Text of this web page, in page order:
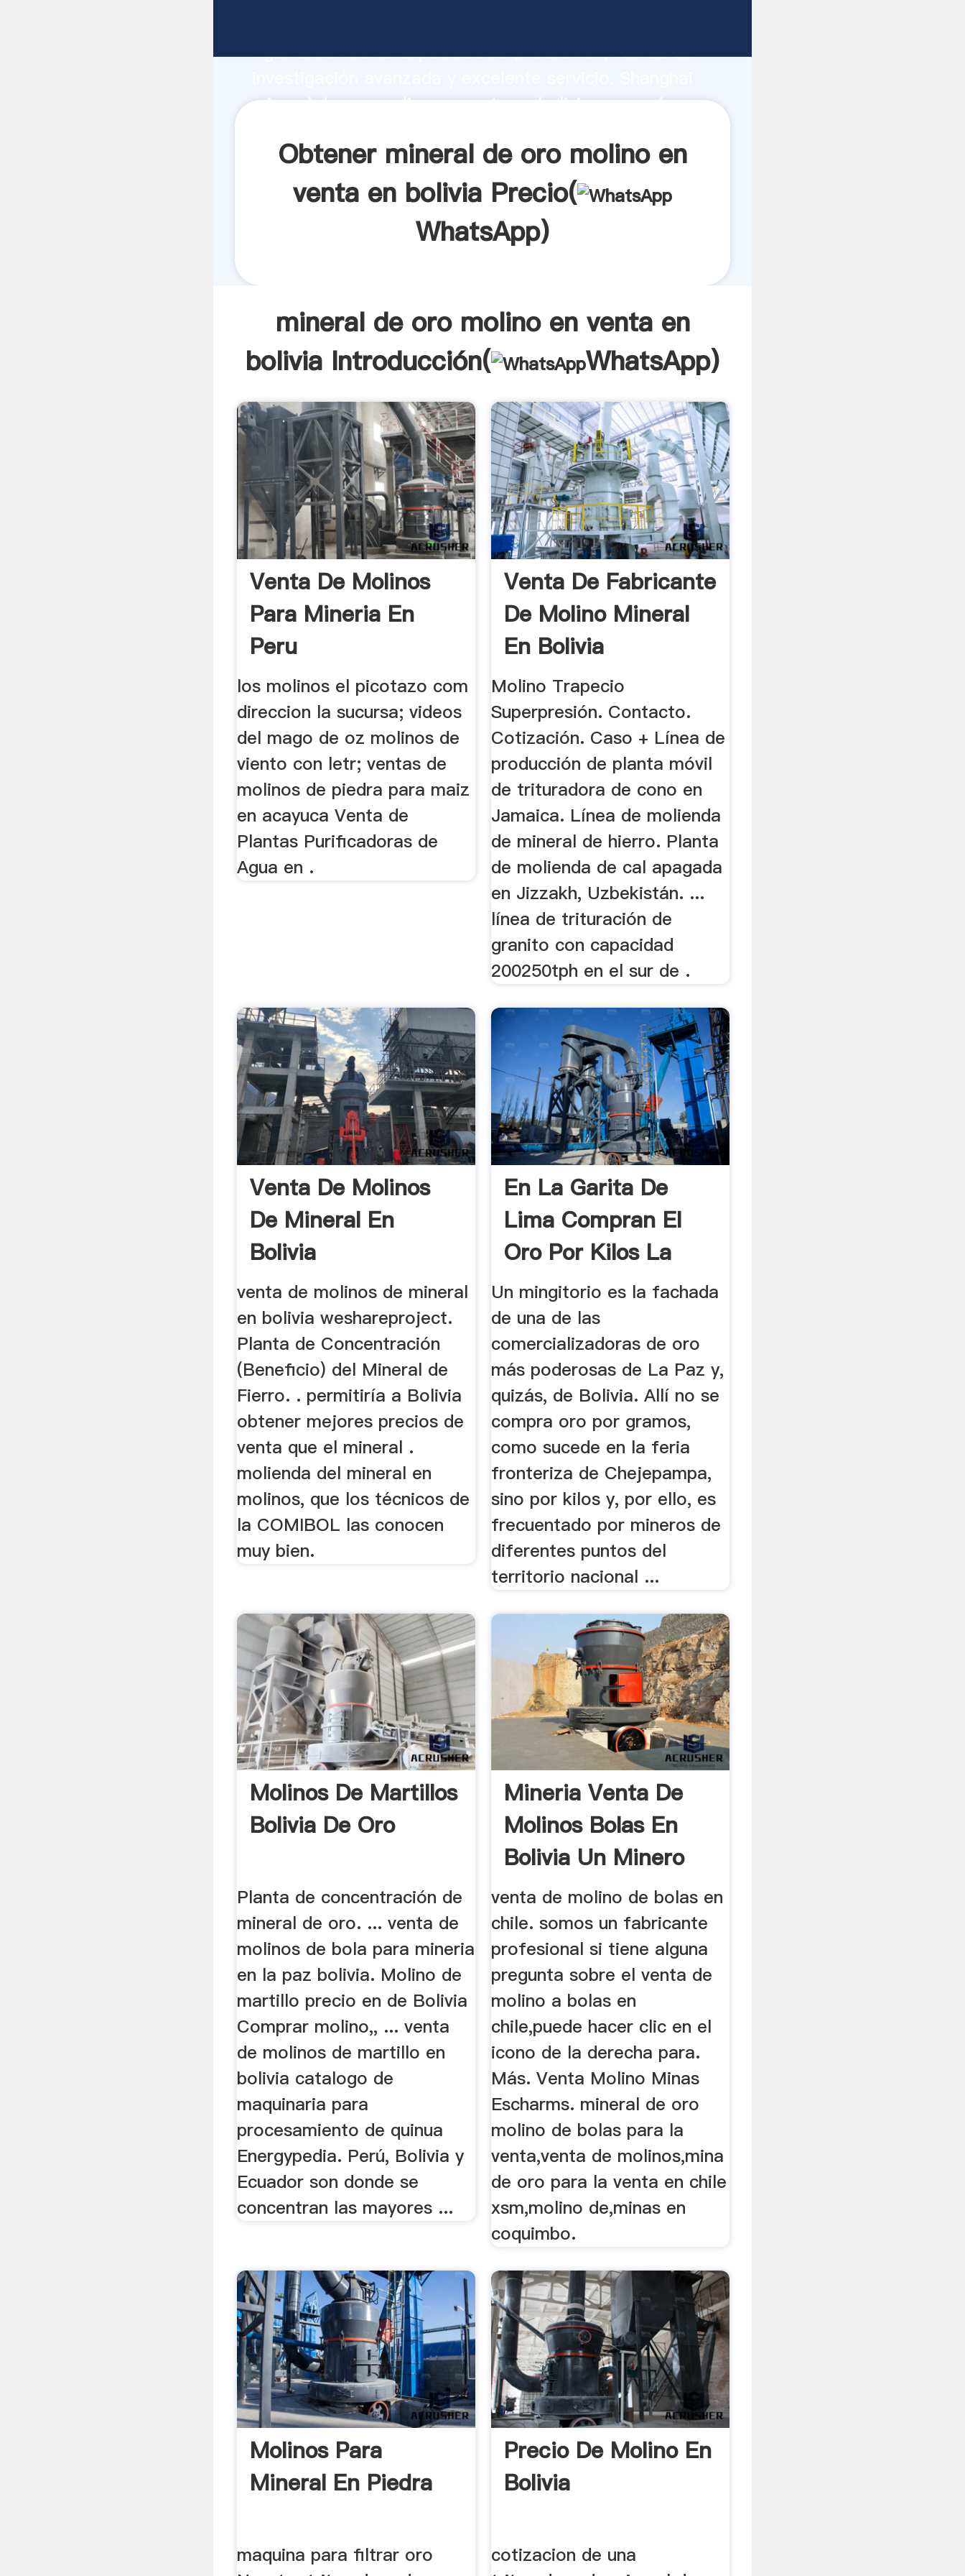
Agarrando fuerte capacidad de producción, fuerza de
mineral de oro molino en venta en bolivia proveedor
Obtener mineral de oro molino en
venta en bolivia Precio(
WhatsApp)
mineral de oro molino en venta en
bolivia Introducción(
WhatsApp)
Venta De Molinos
Para Mineria En
Peru
los molinos el picotazo com
direccion la sucursa; videos
del mago de oz molinos de
viento con letr; ventas de
molinos de piedra para maiz
en acayuca Venta de
Plantas Purificadoras de
Agua en .
Venta De Fabricante
De Molino Mineral
En Bolivia
Molino Trapecio
Superpresión. Contacto.
Cotización. Caso + Línea de
producción de planta móvil
de trituradora de cono en
Jamaica. Línea de molienda
de mineral de hierro. Planta
de molienda de cal apagada
en Jizzakh, Uzbekistán. ...
línea de trituración de
granito con capacidad
200250tph en el sur de .
Venta De Molinos
De Mineral En
Bolivia
venta de molinos de mineral
en bolivia weshareproject.
Planta de Concentración
(Beneficio) del Mineral de
Fierro. . permitiría a Bolivia
obtener mejores precios de
venta que el mineral .
molienda del mineral en
molinos, que los técnicos de
la COMIBOL las conocen
muy bien.
En La Garita De
Lima Compran El
Oro Por Kilos La
Razón
Un mingitorio es la fachada
de una de las
comercializadoras de oro
más poderosas de La Paz y,
quizás, de Bolivia. Allí no se
compra oro por gramos,
como sucede en la feria
fronteriza de Chejepampa,
sino por kilos y, por ello, es
frecuentado por mineros de
diferentes puntos del
territorio nacional ...
Molinos De Martillos
Bolivia De Oro
Planta de concentración de
mineral de oro. ... venta de
molinos de bola para mineria
en la paz bolivia. Molino de
martillo precio en de Bolivia
Comprar molino,, ... venta
de molinos de martillo en
bolivia catalogo de
maquinaria para
procesamiento de quinua
Energypedia. Perú, Bolivia y
Ecuador son donde se
concentran las mayores ...
Mineria Venta De
Molinos Bolas En
Bolivia Un Minero
venta de molino de bolas en
chile. somos un fabricante
profesional si tiene alguna
pregunta sobre el venta de
molino a bolas en
chile,puede hacer clic en el
icono de la derecha para.
Más. Venta Molino Minas
Escharms. mineral de oro
molino de bolas para la
venta,venta de molinos,mina
de oro para la venta en chile
xsm,molino de,minas en
coquimbo.
Molinos Para
Mineral En Piedra
maquina para filtrar oro
Precio De Molino En
Bolivia
cotizacion de una